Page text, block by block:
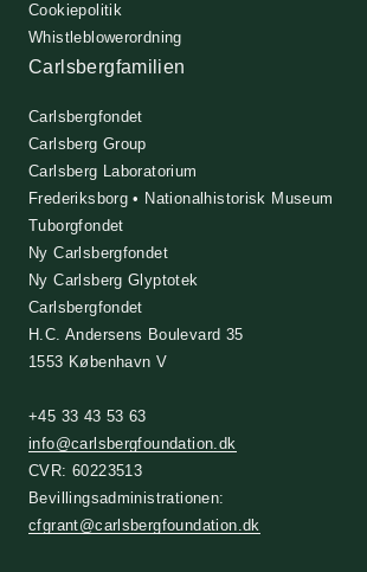
Cookiepolitik
Whistleblowerordning
Carlsbergfamilien
Carlsbergfondet
Carlsberg Group
Carlsberg Laboratorium
Frederiksborg • Nationalhistorisk Museum
Tuborgfondet
Ny Carlsbergfondet
Ny Carlsberg Glyptotek
Carlsbergfondet
H.C. Andersens Boulevard 35
1553 København V
+45 33 43 53 63
info@carlsbergfoundation.dk
CVR: 60223513
Bevillingsadministrationen:
cfgrant@carlsbergfoundation.dk